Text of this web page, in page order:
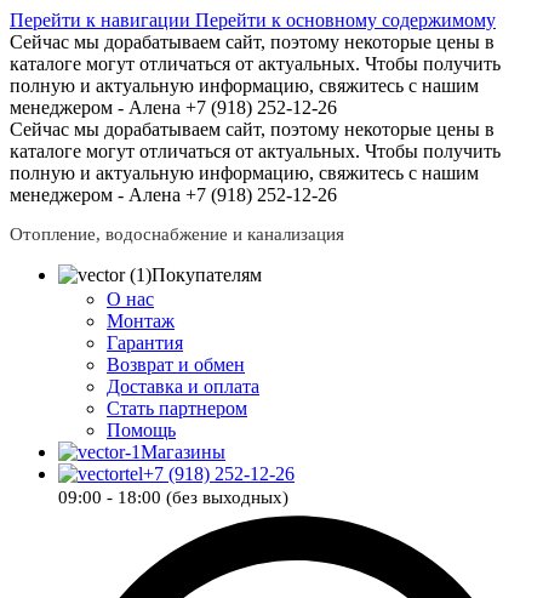
Перейти к навигации Перейти к основному содержимому
Сейчас мы дорабатываем сайт, поэтому некоторые цены в
каталоге могут отличаться от актуальных. Чтобы получить
полную и актуальную информацию, свяжитесь с нашим
менеджером - Алена +7 (918) 252-12-26
Сейчас мы дорабатываем сайт, поэтому некоторые цены в
каталоге могут отличаться от актуальных. Чтобы получить
полную и актуальную информацию, свяжитесь с нашим
менеджером - Алена +7 (918) 252-12-26
Отопление, водоснабжение и канализация
Покупателям
О нас
Монтаж
Гарантия
Возврат и обмен
Доставка и оплата
Стать партнером
Помощь
Магазины
+7 (918) 252-12-26
09:00 - 18:00 (без выходных)